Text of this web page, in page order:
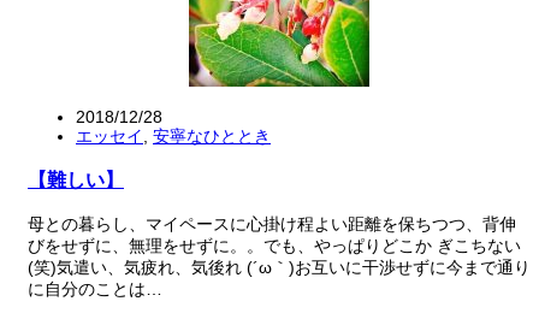
2018/12/28
エッセイ
安寧なひととき
【難しい】
母との暮らし、マイペースに心掛け程よい距離を保ちつつ、背伸
びをせずに、無理をせずに。。でも、やっぱりどこか ぎこちない
(笑)気遣い、気疲れ、気後れ (´ω｀)お互いに干渉せずに今まで通り
に自分のことは…